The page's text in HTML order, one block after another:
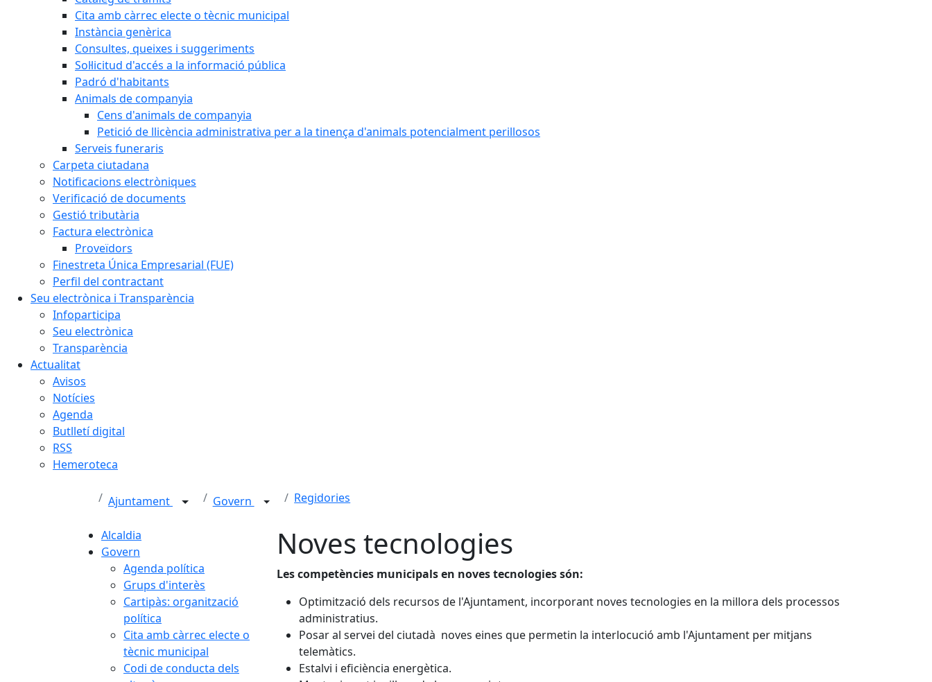
Cita amb càrrec electe o tècnic municipal
Instància genèrica
Consultes, queixes i suggeriments
Sol·licitud d'accés a la informació pública
Padró d'habitants
Animals de companyia
Cens d'animals de companyia
Petició de llicència administrativa per a la tinença d'animals potencialment perillosos
Serveis funeraris
Carpeta ciutadana
Notificacions electròniques
Verificació de documents
Gestió tributària
Factura electrònica
Proveïdors
Finestreta Única Empresarial (FUE)
Perfil del contractant
Seu electrònica i Transparència
Infoparticipa
Seu electrònica
Transparència
Actualitat
Avisos
Notícies
Agenda
Butlletí digital
RSS
Hemeroteca
Ajuntament Govern Regidories
Alcaldia
Govern
Agenda política
Grups d'interès
Cartipàs: organització
política
Cita amb càrrec electe o
tècnic municipal
Codi de conducta dels
Noves tecnologies
Les competències municipals en noves tecnologies són:
Optimització dels recursos de l'Ajuntament, incorporant noves tecnologies en la millora dels processos
administratius.
Posar al servei del ciutadà noves eines que permetin la interlocució amb l'Ajuntament per mitjans
telemàtics.
Estalvi i eficiència energètica.